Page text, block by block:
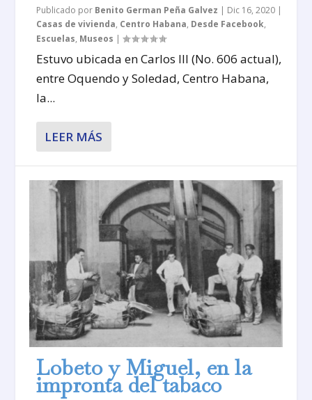
Publicado por Benito German Peña Galvez | Dic 16, 2020 |
Casas de vivienda, Centro Habana, Desde Facebook,
Escuelas, Museos |
Estuvo ubicada en Carlos III (No. 606 actual),
entre Oquendo y Soledad, Centro Habana,
la...
LEER MÁS
Lobeto y Miguel, en la
impronta del tabaco